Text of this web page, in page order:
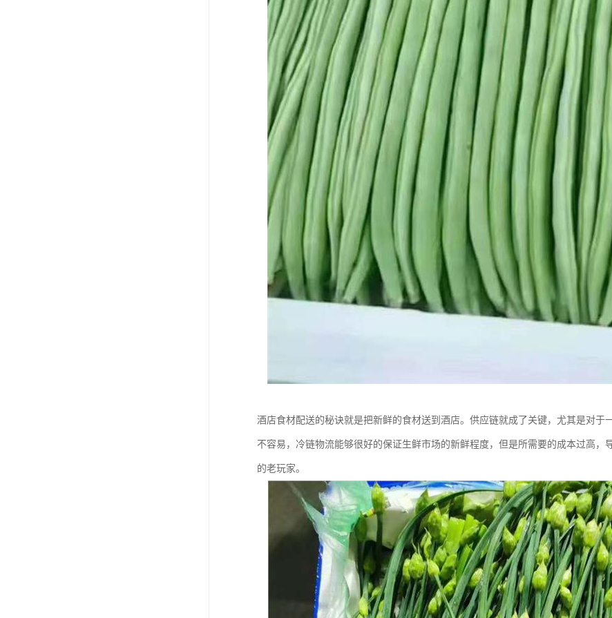
酒店食材配送的秘诀就是把新鲜的食材送到酒店。供应链就成了关键，尤其是对
不容易，冷链物流能够很好的保证生鲜市场的新鲜程度，但是所需要的成本过高，
的老玩家。